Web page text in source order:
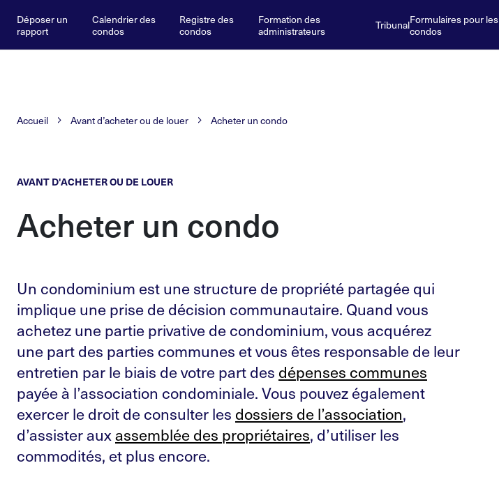
Déposer un
rapport
Calendrier des
condos
Registre des
condos
Formation des
administrateurs
TribunalFormulaires pour les
condos
Accueil Avant d’acheter ou de louer Acheter un condo
AVANT D'ACHETER OU DE LOUER
Acheter un condo
Un condominium est une structure de propriété partagée qui
implique une prise de décision communautaire. Quand vous
achetez une partie privative de condominium, vous acquérez
une part des parties communes et vous êtes responsable de leur
entretien par le biais de votre part des dépenses communes
payée à l’association condominiale. Vous pouvez également
exercer le droit de consulter les dossiers de l’association,
d’assister auxassemblée des propriétaires, d’utiliser les
commodités, et plus encore.